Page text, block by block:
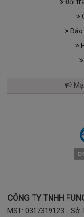
Đổi
CÔNG TY TNHH
MST: 0317319123 - Sở